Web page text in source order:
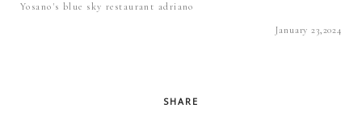
Yosano's blue sky restaurant adriano
January 23,2024
SHARE